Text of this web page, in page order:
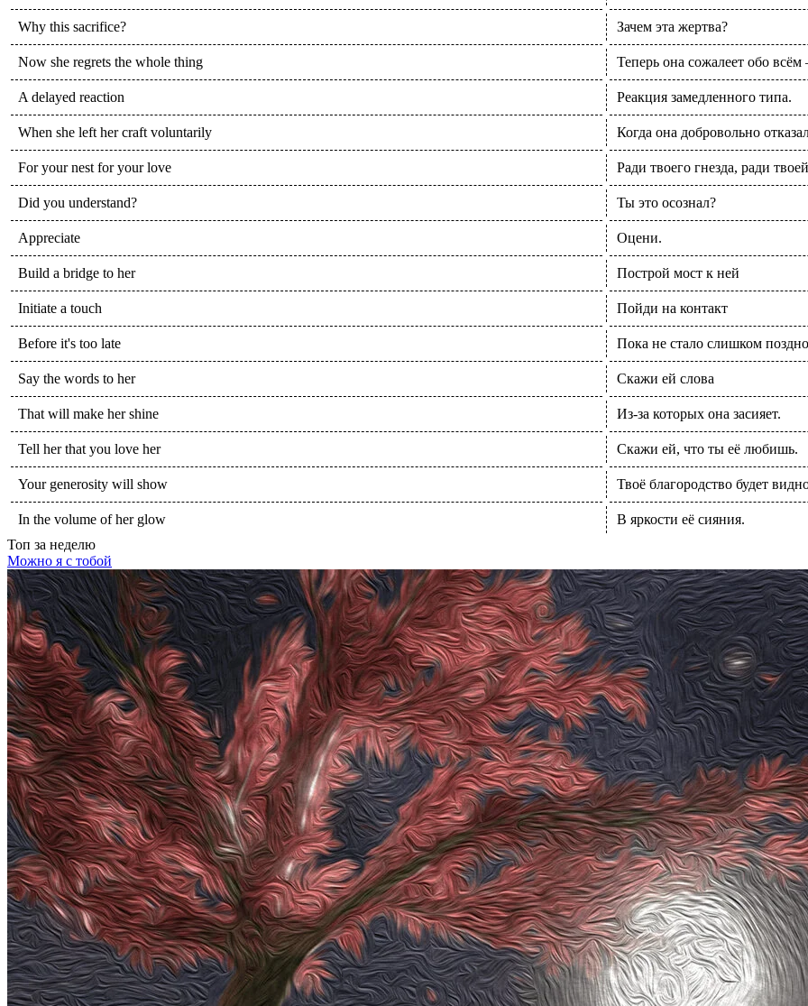
Why this sacrifice?
Now she regrets the whole thing
A delayed reaction
When she left her craft voluntarily
For your nest for your love
Did you understand?
Appreciate
Build a bridge to her
Initiate a touch
Before it's too late
Say the words to her
That will make her shine
Tell her that you love her
Your generosity will show
In the volume of her glow
Зачем эта жертва?
Теперь она сожалеет обо
Реакция замедленного типа.
Когда она добровольно
Ради твоего гнезда, ради
Ты это осознал?
Оцени.
Построй мост к ней
Пойди на контакт
Пока не стало слишком
Скажи ей слова
Из-за которых она засияет.
Скажи ей, что ты её любишь.
Твоё благородство будет
В яркости её сияния.
Топ за неделю
Можно я с тобой